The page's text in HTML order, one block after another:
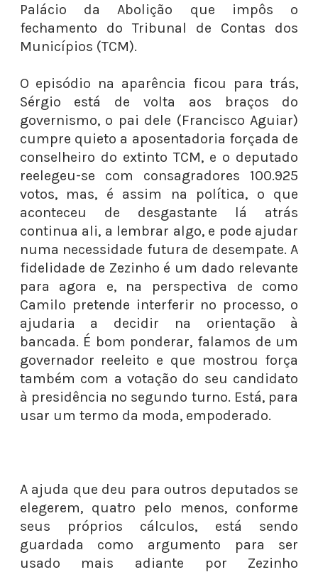
Palácio da Abolição que impôs o
fechamento do Tribunal de Contas dos
Municípios (TCM).
O episódio na aparência ficou para trás,
Sérgio está de volta aos braços do
governismo, o pai dele (Francisco Aguiar)
cumpre quieto a aposentadoria forçada de
conselheiro do extinto TCM, e o deputado
reelegeu-se com consagradores 100.925
votos, mas, é assim na política, o que
aconteceu de desgastante lá atrás
continua ali, a lembrar algo, e pode ajudar
numa necessidade futura de desempate. A
fidelidade de Zezinho é um dado relevante
para agora e, na perspectiva de como
Camilo pretende interferir no processo, o
ajudaria a decidir na orientação à
bancada. É bom ponderar, falamos de um
governador reeleito e que mostrou força
também com a votação do seu candidato
à presidência no segundo turno. Está, para
usar um termo da moda, empoderado.
A ajuda que deu para outros deputados se
elegerem, quatro pelo menos, conforme
seus próprios cálculos, está sendo
guardada como argumento para ser
usado mais adiante por Zezinho